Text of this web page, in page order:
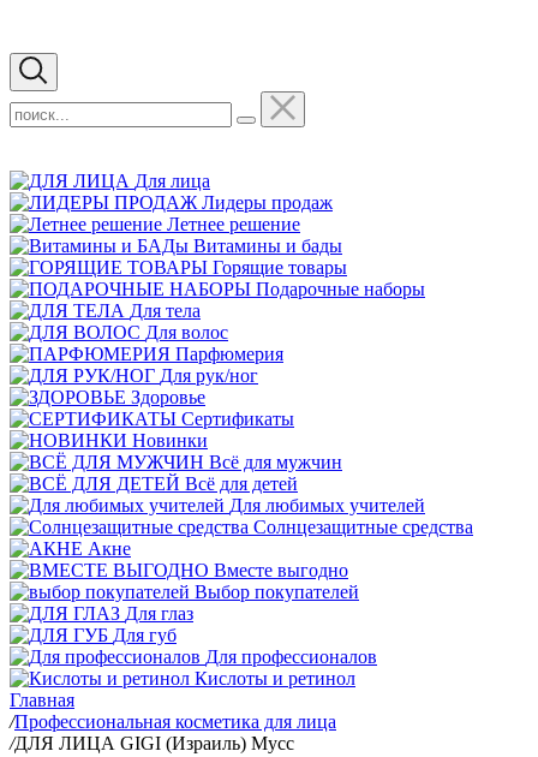
Для лица
Лидеры продаж
Летнее решение
Витамины и бады
Горящие товары
Подарочные наборы
Для тела
Для волос
Парфюмерия
Для рук/ног
Здоровье
Сертификаты
Новинки
Всё для мужчин
Всё для детей
Для любимых учителей
Cолнцезащитные средства
Акне
Вместе выгодно
Выбор покупателей
Для глаз
Для губ
Для профессионалов
Кислоты и ретинол
Главная
/Профессиональная косметика для лица
/ДЛЯ ЛИЦА GIGI (Израиль) Мусс